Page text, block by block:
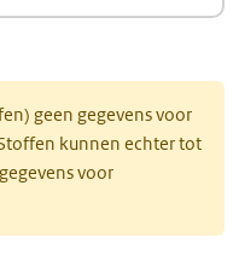
geen gegevens voor
kunnen echter tot
voor